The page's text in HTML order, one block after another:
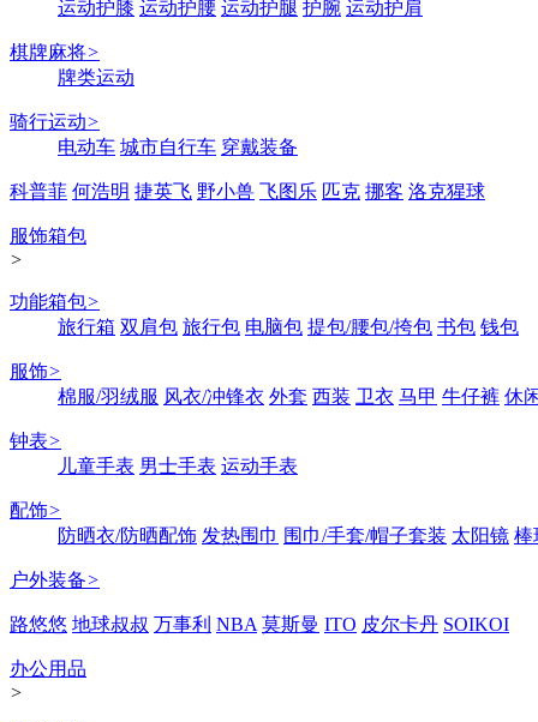
运动护膝 运动护腰 运动护腿 护腕 运动护肩
棋牌麻将>
牌类运动
骑行运动>
电动车 城市自行车 穿戴装备
科普菲 何浩明 捷英飞 野小兽 飞图乐 匹克 挪客 洛克猩球
服饰箱包
>
功能箱包>
旅行箱 双肩包 旅行包 电脑包 提包/腰包/挎包 书包 钱包
服饰>
棉服/羽绒服 风衣/冲锋衣 外套 西装 卫衣 马甲 牛仔裤 休
钟表>
儿童手表 男士手表 运动手表
配饰>
防晒衣/防晒配饰 发热围巾 围巾/手套/帽子套装 太阳镜 棒
户外装备>
路悠悠 地球叔叔 万事利 NBA 莫斯曼 ITO 皮尔卡丹 SOIKOI
办公用品
>